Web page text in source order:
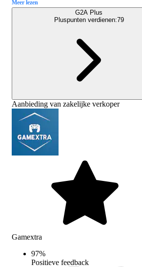
Meer lezen
G2A Plus
Pluspunten verdienen:79
Aanbieding van zakelijke verkoper
Gamextra
97%
Positieve feedback